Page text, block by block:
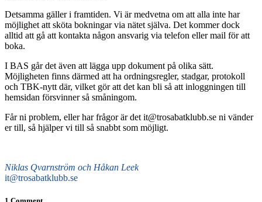
Detsamma gäller i framtiden. Vi är medvetna om att alla inte har
möjlighet att sköta bokningar via nätet själva. Det kommer dock
alltid att gå att kontakta någon ansvarig via telefon eller mail för att
boka.
I BAS går det även att lägga upp dokument på olika sätt.
Möjligheten finns därmed att ha ordningsregler, stadgar, protokoll
och TBK-nytt där, vilket gör att det kan bli så att inloggningen till
hemsidan försvinner så småningom.
Får ni problem, eller har frågor är det it@trosabatklubb.se ni vänder
er till, så hjälper vi till så snabbt som möjligt.
Niklas Qvarnström och Håkan Leek
it@trosabatklubb.se